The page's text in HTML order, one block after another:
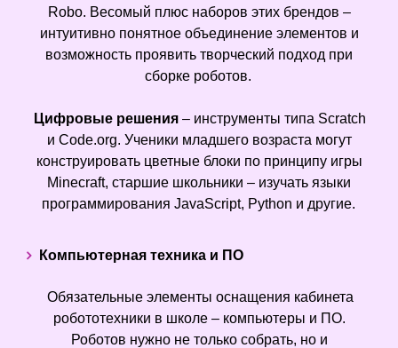
Robo. Весомый плюс наборов этих брендов –
интуитивно понятное объединение элементов и
возможность проявить творческий подход при
сборке роботов.
Цифровые решения – инструменты типа Scratch
и Code.org. Ученики младшего возраста могут
конструировать цветные блоки по принципу игры
Minecraft, старшие школьники – изучать языки
программирования JavaScript, Python и другие.
Компьютерная техника и ПО
Обязательные элементы оснащения кабинета
робототехники в школе – компьютеры и ПО.
Роботов нужно не только собрать, но и